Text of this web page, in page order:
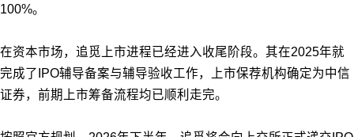
100%。
在资本市场，追觅上市进程已经进入收尾阶段。其在2025年就
完成了IPO辅导备案与辅导验收工作，上市保荐机构确定为中信
证券，前期上市筹备流程均已顺利走完。